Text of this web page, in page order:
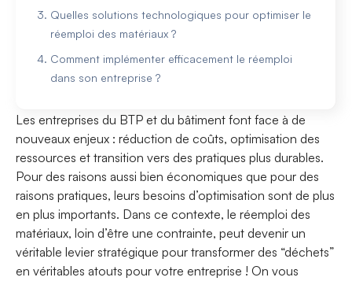
Quelles solutions technologiques pour optimiser le
réemploi des matériaux ?
Comment implémenter efficacement le réemploi
dans son entreprise ?
Les entreprises du BTP et du bâtiment font face à de
nouveaux enjeux : réduction de coûts, optimisation des
ressources et transition vers des pratiques plus durables.
Pour des raisons aussi bien économiques que pour des
raisons pratiques, leurs besoins d’optimisation sont de plus
en plus importants. Dans ce contexte, le réemploi des
matériaux, loin d’être une contrainte, peut devenir un
véritable levier stratégique pour transformer des “déchets”
en véritables atouts pour votre entreprise ! On vous